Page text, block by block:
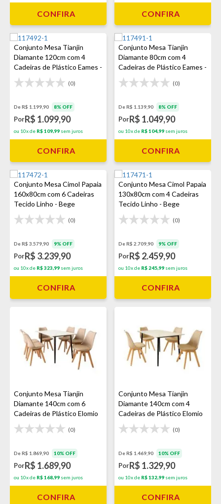
CONFIRA CONFIRA
Conjunto Mesa Tianjin
Diamante 120cm com 4
Cadeiras de Plástico Eames -
Preto
(0)
De R$ 1.199,90 8% OFF
PorR$ 1.099,90
ou 10x de R$ 109,99 sem juros
CONFIRA
Conjunto Mesa Tianjin
Diamante 80cm com 4
Cadeiras de Plástico Eames -
Preto
(0)
De R$ 1.139,90 8% OFF
PorR$ 1.049,90
ou 10x de R$ 104,99 sem juros
CONFIRA
Conjunto Mesa Cimol Papaia
160x80cm com 6 Cadeiras
Tecido Linho - Bege
(0)
De R$ 3.579,90 9% OFF
PorR$ 3.239,90
ou 10x de R$ 323,99 sem juros
CONFIRA
Conjunto Mesa Cimol Papaia
130x80cm com 4 Cadeiras
Tecido Linho - Bege
(0)
De R$ 2.709,90 9% OFF
PorR$ 2.459,90
ou 10x de R$ 245,99 sem juros
CONFIRA
Conjunto Mesa Tianjin
Diamante 140cm com 6
Cadeiras de Plástico Elomio
Estofada - Branco/Preto
(0)
De R$ 1.869,90 10% OFF
PorR$ 1.689,90
ou 10x de R$ 168,99 sem juros
CONFIRA
Conjunto Mesa Tianjin
Diamante 140cm com 4
Cadeiras de Plástico Elomio
Estofada - Branco/Preto
(0)
De R$ 1.469,90 10% OFF
PorR$ 1.329,90
ou 10x de R$ 132,99 sem juros
CONFIRA